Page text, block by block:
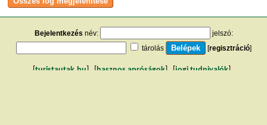
Bejelentkezés név:
jelszó:
tárolás
[regisztráció]
[turistautak.hu ] [hasznos apróságok] [ jogi tudnivalók]